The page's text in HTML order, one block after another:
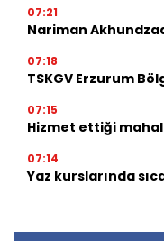
07:21
Nariman
07:18
TSKGV Erzurum
07:15
Hizmet ettiği
07:14
Yaz kurslarında